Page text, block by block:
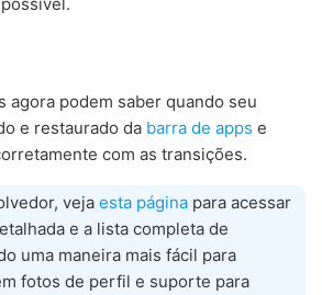
agora podem saber quando seu
e restaurado da barra de apps e
com as transições.
veja esta página para acessar
e a lista completa de
uma maneira mais fácil para
fotos de perfil e suporte para